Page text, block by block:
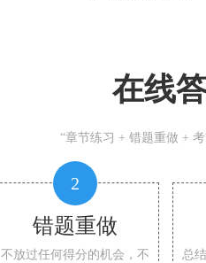
在线
“章节练习 + 错题重做 +
2
错题重做
不放过任何得分的机会，不
总